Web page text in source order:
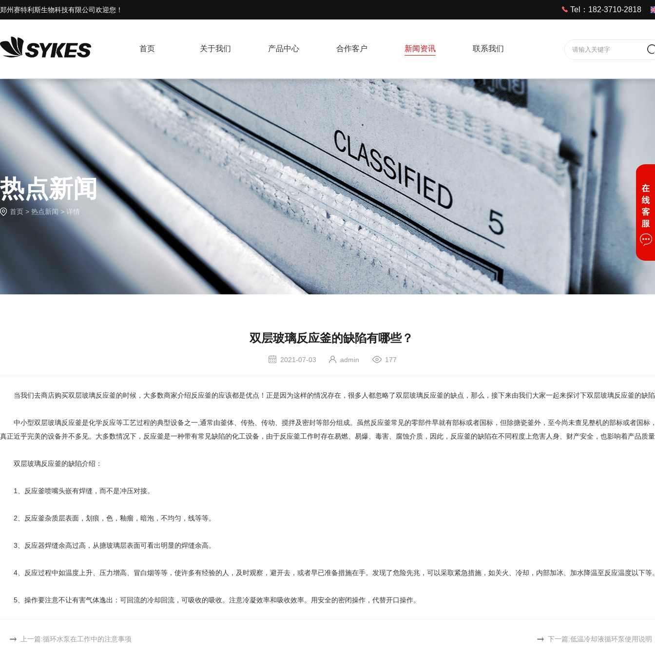
郑州赛特利斯生物科技有限公司欢迎您！ Tel：182-3710-2818
首页 关于我们 产品中心 合作客户 新闻资讯 联系我们
热点新闻
首页 > 热点新闻 > 详情
双层玻璃反应釜的缺陷有哪些？
2021-07-03 admin 177
当我们去商店购买双层玻璃反应釜的时候，大多数商家介绍反应釜的应该都是优点！正是因为这样的情况存在，很多人都忽略了双层玻璃反应釜的缺点，那么，接下来由我们大家一起来探讨下双层玻璃反应釜的缺
中小型双层玻璃反应釜是化学反应等工艺过程的典型设备之一,通常由釜体、传热、传动、搅拌及密封等部分组成。虽然反应釜常见的零部件早就有部标或者国标，但除搪瓷釜外，至今尚未查见整机的部标或者国标
真正近乎完美的设备并不多见。大多数情况下，反应釜是一种带有常见缺陷的化工设备，由于反应釜工作时存在易燃、易爆、毒害、腐蚀介质，因此，反应釜的缺陷在不同程度上危害人身、财产安全，也影响着产品质
双层玻璃反应釜的缺陷介绍：
1、反应釜喷嘴头嵌有焊缝，而不是冲压对接。
2、反应釜杂质层表面，划痕，色，釉瘤，暗泡，不均匀，线等等。
3、反应器焊缝余高过高，从搪玻璃层表面可看出明显的焊缝余高。
4、反应过程中如温度上升、压力增高、冒白烟等等，使许多有经验的人，及时观察，避开去，或者早已准备措施在手。发现了危险先兆，可以采取紧急措施，如关火、冷却，内部加冰、加水降温至反应温度以下等
5、操作要注意不让有害气体逸出：可回流的冷却回流，可吸收的吸收。注意冷凝效率和吸收效率。用安全的密闭操作，代替开口操作。
上一篇:循环水泵在工作中的注意事项 下一篇:低温冷却液循环泵使用说明